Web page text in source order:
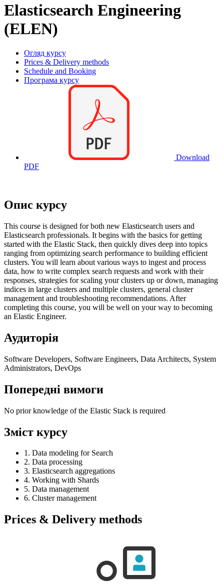
Elasticsearch Engineering
(ELEN)
Огляд курсу
Prices & Delivery methods
Schedule and Booking
Програма курсу
Download
PDF
Опис курсу
This course is designed for both new Elasticsearch users and
Elasticsearch professionals. It begins with the basics for getting
started with the Elastic Stack, then quickly dives deep into topics
ranging from optimizing search performance to building efficient
clusters. You will learn about various ways to ingest and process
data, how to write complex search requests and work with their
responses, strategies for scaling your clusters up or down, managing
indices in large clusters and multiple clusters, general cluster
management and troubleshooting recommendations. After
completing this course, you will be well on your way to becoming
an Elastic Engineer.
Аудиторія
Software Developers, Software Engineers, Data Architects, System
Administrators, DevOps
Попередні вимоги
No prior knowledge of the Elastic Stack is required
Зміст курсу
1. Data modeling for Search
2. Data processing
3. Elasticsearch aggregations
4. Working with Shards
5. Data management
6. Cluster management
Prices & Delivery methods